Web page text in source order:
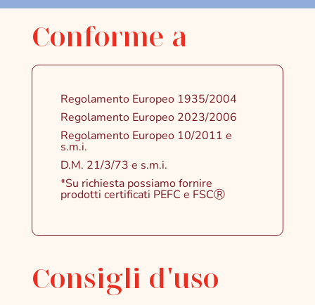
Conforme a
Regolamento Europeo 1935/2004
Regolamento Europeo 2023/2006
Regolamento Europeo 10/2011 e
s.m.i.
D.M. 21/3/73 e s.m.i.
*Su richiesta possiamo fornire
prodotti certificati PEFC e FSCⓇ
Consigli d'uso